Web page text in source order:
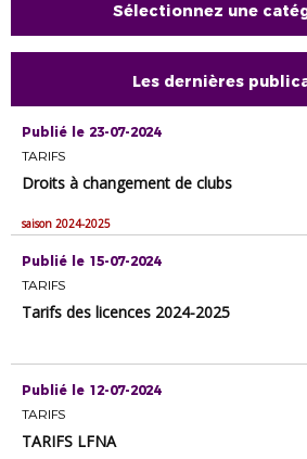
Sélectionnez une
Les dernières
Publié le 23-07-2024
TARIFS
Droits à changement de clubs
saison 2024-2025
Publié le 15-07-2024
TARIFS
Tarifs des licences 2024-2025
Publié le 12-07-2024
TARIFS
TARIFS LFNA